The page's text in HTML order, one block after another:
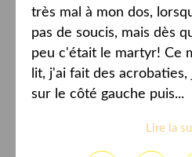
très mal à mon dos,
pas de soucis, mais dès
peu c'était le martyr! Ce
lit, j'ai fait des
sur le côté gauche puis...
Lire la